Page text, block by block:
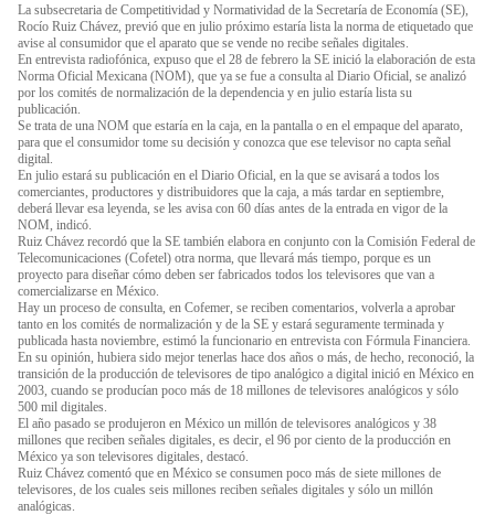
La subsecretaria de Competitividad y Normatividad de la Secretaría de Economía (SE),
Rocío Ruiz Chávez, previó que en julio próximo estaría lista la norma de etiquetado que
avise al consumidor que el aparato que se vende no recibe señales digitales.
En entrevista radiofónica, expuso que el 28 de febrero la SE inició la elaboración de esta
Norma Oficial Mexicana (NOM), que ya se fue a consulta al Diario Oficial, se analizó
por los comités de normalización de la dependencia y en julio estaría lista su
publicación.
Se trata de una NOM que estaría en la caja, en la pantalla o en el empaque del aparato,
para que el consumidor tome su decisión y conozca que ese televisor no capta señal
digital.
En julio estará su publicación en el Diario Oficial, en la que se avisará a todos los
comerciantes, productores y distribuidores que la caja, a más tardar en septiembre,
deberá llevar esa leyenda, se les avisa con 60 días antes de la entrada en vigor de la
NOM, indicó.
Ruiz Chávez recordó que la SE también elabora en conjunto con la Comisión Federal de
Telecomunicaciones (Cofetel) otra norma, que llevará más tiempo, porque es un
proyecto para diseñar cómo deben ser fabricados todos los televisores que van a
comercializarse en México.
Hay un proceso de consulta, en Cofemer, se reciben comentarios, volverla a aprobar
tanto en los comités de normalización y de la SE y estará seguramente terminada y
publicada hasta noviembre, estimó la funcionario en entrevista con Fórmula Financiera.
En su opinión, hubiera sido mejor tenerlas hace dos años o más, de hecho, reconoció, la
transición de la producción de televisores de tipo analógico a digital inició en México en
2003, cuando se producían poco más de 18 millones de televisores analógicos y sólo
500 mil digitales.
El año pasado se produjeron en México un millón de televisores analógicos y 38
millones que reciben señales digitales, es decir, el 96 por ciento de la producción en
México ya son televisores digitales, destacó.
Ruiz Chávez comentó que en México se consumen poco más de siete millones de
televisores, de los cuales seis millones reciben señales digitales y sólo un millón
analógicas.